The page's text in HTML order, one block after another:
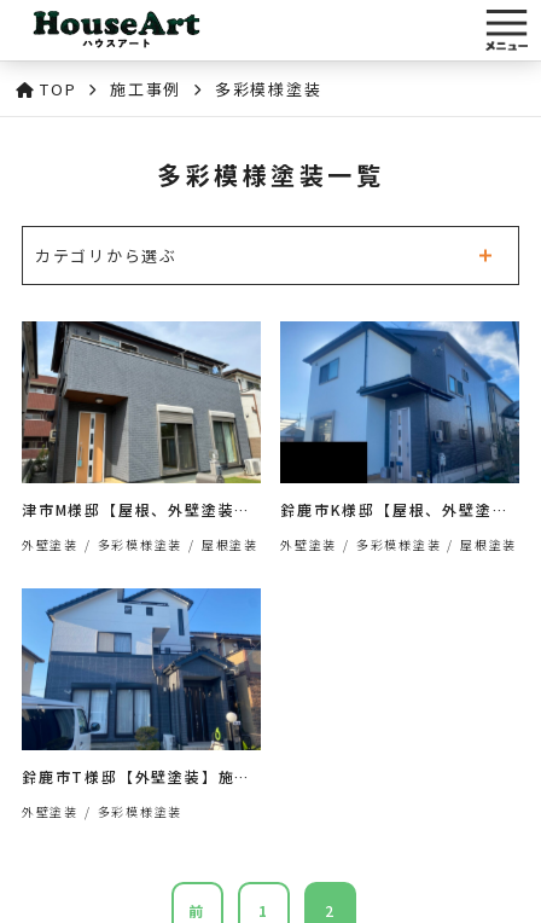
TOP 施工事例 多彩模様塗装
多彩模様塗装一覧
カテゴリから選ぶ
津市M様邸【屋根、外壁塗装】
外壁塗装 多彩模様塗装 屋根塗装
鈴鹿市K様邸【屋根、外壁塗
外壁塗装 多彩模様塗装 屋根塗装
鈴鹿市T様邸【外壁塗装】施工
外壁塗装 多彩模様塗装
前 1 2